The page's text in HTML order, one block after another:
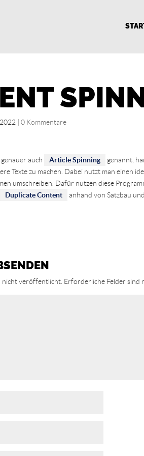
|0 Kommentare
auch Article Spinning
genannt,
Texte zu machen. Dabei nutzt man einen
umschreiben. Dafür nutzen diese
Duplicate Content
anhand von Satzbau
nicht veröffentlicht. Erforderliche Felder sind